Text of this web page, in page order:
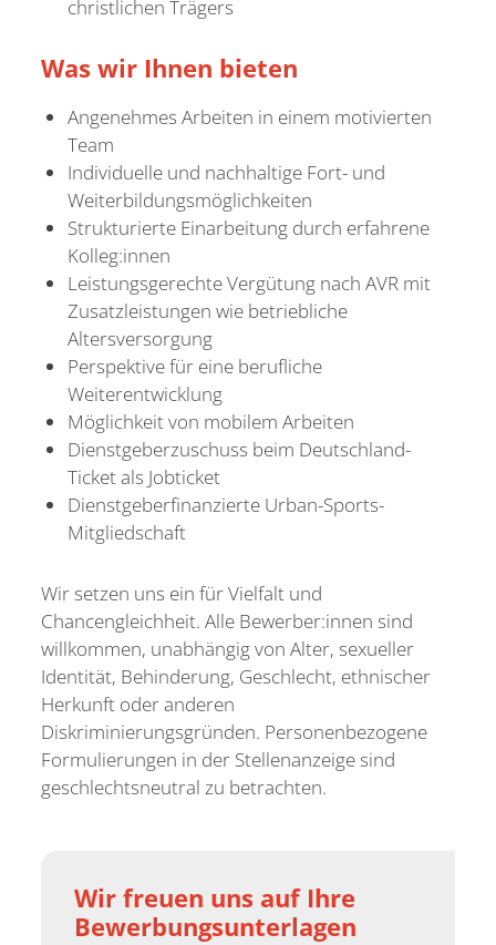
christlichen Trägers
Was wir Ihnen bieten
Angenehmes Arbeiten in einem motivierten
Team
Individuelle und nachhaltige Fort- und
Weiterbildungsmöglichkeiten
Strukturierte Einarbeitung durch erfahrene
Kolleg:innen
Leistungsgerechte Vergütung nach AVR mit
Zusatzleistungen wie betriebliche
Altersversorgung
Perspektive für eine berufliche
Weiterentwicklung
Möglichkeit von mobilem Arbeiten
Dienstgeberzuschuss beim Deutschland-
Ticket als Jobticket
Dienstgeberfinanzierte Urban-Sports-
Mitgliedschaft
Wir setzen uns ein für Vielfalt und
Chancengleichheit. Alle Bewerber:innen sind
willkommen, unabhängig von Alter, sexueller
Identität, Behinderung, Geschlecht, ethnischer
Herkunft oder anderen
Diskriminierungsgründen. Personenbezogene
Formulierungen in der Stellenanzeige sind
geschlechtsneutral zu betrachten.
Wir freuen uns auf Ihre
Bewerbungsunterlagen